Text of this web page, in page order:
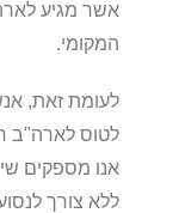
אשר מגיע
המקומי.
לעומת זאת,
לטוס לארה"ב
אנו מספקים
ללא צורך